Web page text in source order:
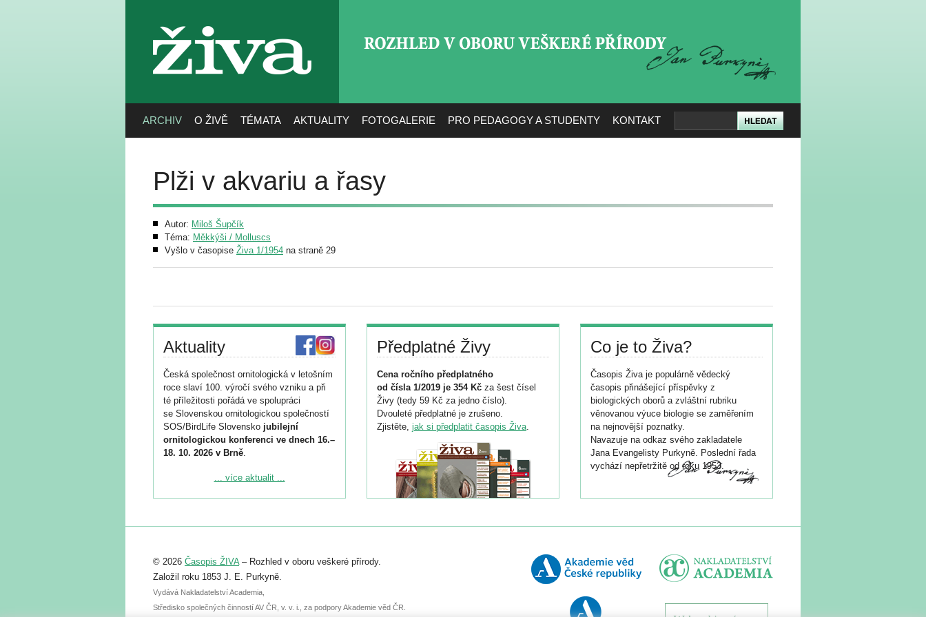
živa
ARCHIV O ŽIVĚ TÉMATA AKTUALITY FOTOGALERIE PRO PEDAGOGY A STUDENTY KONTAKT
Plži v akvariu a řasy
Autor: Miloš Šupčík
Téma: Měkkýši / Molluscs
Vyšlo v časopise Živa 1/1954 na straně 29
Aktuality
Česká společnost ornitologická v letošním
roce slaví 100. výročí svého vzniku a při
té příležitosti pořádá ve spolupráci
se Slovenskou ornitologickou společností
SOS/BirdLife Slovensko jubilejní
ornitologickou konferenci ve dnech 16.–
18. 10. 2026 v Brně.
Podrobnější informace ke konferenci
Registrovat se můžete do 6. září.
abstraktu přihlášené přednášky nebo
posteru je už 30. června.
... více aktualit ...
Předplatné Živy
Cena ročního předplatného
od čísla 1/2019 je 354 Kč za šest čísel
Živy (tedy 59 Kč za jedno číslo).
Dvouleté předplatné je zrušeno.
Zjistěte, jak si předplatit časopis Živa.
Co je to Živa?
Časopis Živa je populárně vědecký
časopis přinášející příspěvky z
biologických oborů a zvláštní rubriku
věnovanou výuce biologie se zaměřením
na nejnovější poznatky.
Navazuje na odkaz svého zakladatele
Jana Evangelisty Purkyně. Poslední řada
vychází nepřetržitě od roku 1953.
© 2026 Časopis ŽIVA– Rozhled v oboru veškeré přírody.
Založil roku 1853 J. E. Purkyně.
Vydává Nakladatelství Academia,
Středisko společných činností AV ČR, v. v. i., za podpory Akademie věd ČR.